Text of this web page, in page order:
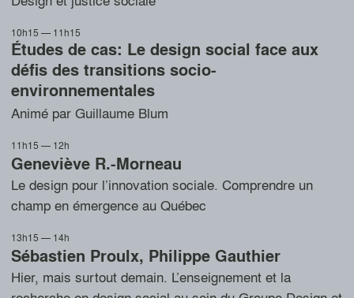
10h15 — 11h15
Études de cas: Le design social face aux
défis des transitions socio-
environnementales
Animé par Guillaume Blum
11h15 — 12h
Geneviève R.-Morneau
Le design pour l’innovation sociale. Comprendre un
champ en émergence au Québec
13h15 — 14h
Sébastien Proulx, Philippe Gauthier
Hier, mais surtout demain. L’enseignement et la